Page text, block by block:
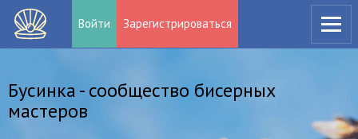
Войти Зарегистрироваться
Бусинка - сообщество бисерных
мастеров